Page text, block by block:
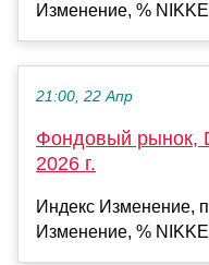
Изменение, %
21:00, 22 Апр
Фондовый рынок,
2026 г.
Индекс Изменение,
Изменение, %